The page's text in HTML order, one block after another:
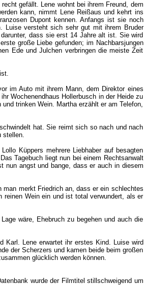
gefällt. Lene wohnt bei ihrem Freund, dem
kann, nimmt Lene Reißaus und kehrt ins
Dupont kennen. Anfangs ist sie noch
versteht sich sehr gut mit ihrem Bruder
dass sie erst 14 Jahre alt ist. Sie wird
große Liebe gefunden; im Nachbarsjungen
Ede und Julchen verbringen die meiste Zeit
im Auto mit ihrem Mann, dem Direktor eines
Wochenendhaus Hollerbusch in der Heide zu
trinken Wein. Martha erzählt er am Telefon,
hat. Sie reimt sich so nach und nach
stellen.
Küppers mehrere Liebhaber auf besagten
Tagebuch liegt nun bei einem Rechtsanwalt
nun angst und bange, dass er auch in diesem
man merkt Friedrich an, dass er ein schlechtes
Wein ein und ist total verwundert, als er
wäre, Ehebruch zu begehen und auch die
Karl. Lene erwartet ihr erstes Kind. Luise wird
der Scherzers und kamen beide beim großen
glücklich werden können.
wurde der Filmtitel stillschweigend um